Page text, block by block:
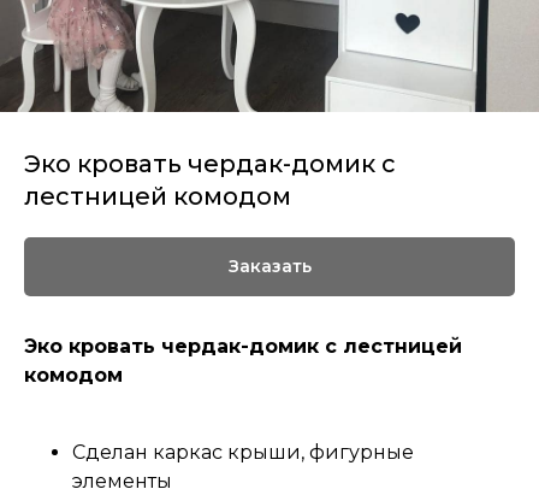
Эко кровать чердак-домик с
лестницей комодом
Заказать
Эко кровать чердак-домик с лестницей
комодом
Сделан каркас крыши, фигурные
элементы